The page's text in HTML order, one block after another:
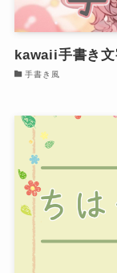
kawaii手書き文
手書き風